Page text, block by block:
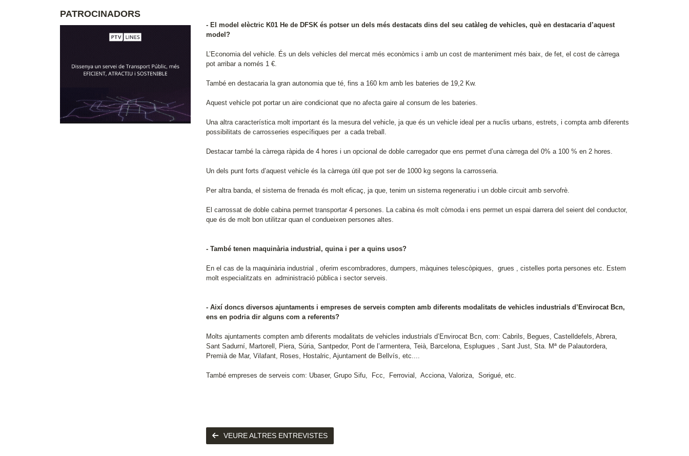
PATROCINADORS
- El model elèctric K01 He de DFSK és potser un dels més destacats dins del seu catàleg de vehicles, què en destacaria d’aquest
model?
L’Economia del vehicle. És un dels vehicles del mercat més econòmics i amb un cost de manteniment més baix, de fet, el cost de càrrega
pot arribar a només 1 €.
També en destacaria la gran autonomia que té, fins a 160 km amb les bateries de 19,2 Kw.
Aquest vehicle pot portar un aire condicionat que no afecta gaire al consum de les bateries.
Una altra característica molt important és la mesura del vehicle, ja que és un vehicle ideal per a nuclis urbans, estrets, i compta amb diferents
possibilitats de carrosseries específiques per a cada treball.
Destacar també la càrrega ràpida de 4 hores i un opcional de doble carregador que ens permet d’una càrrega del 0% a 100 % en 2 hores.
Un dels punt forts d’aquest vehicle és la càrrega útil que pot ser de 1000 kg segons la carrosseria.
Per altra banda, el sistema de frenada és molt eficaç, ja que, tenim un sistema regeneratiu i un doble circuit amb servofrè.
El carrossat de doble cabina permet transportar 4 persones. La cabina és molt còmoda i ens permet un espai darrera del seient del conductor,
que és de molt bon utilitzar quan el condueixen persones altes.
- També tenen maquinària industrial, quina i per a quins usos?
En el cas de la maquinària industrial , oferim escombradores, dumpers, màquines telescòpiques, grues , cistelles porta persones etc. Estem
molt especialitzats en administració pública i sector serveis.
- Així doncs diversos ajuntaments i empreses de serveis compten amb diferents modalitats de vehicles industrials d’Envirocat Bcn,
ens en podria dir alguns com a referents?
Molts ajuntaments compten amb diferents modalitats de vehicles industrials d’Envirocat Bcn, com: Cabrils, Begues, Castelldefels, Abrera,
Sant Sadurní, Martorell, Piera, Súria, Santpedor, Pont de l’armentera, Teià, Barcelona, Esplugues , Sant Just, Sta. Mª de Palautordera,
Premià de Mar, Vilafant, Roses, Hostalric, Ajuntament de Bellvís, etc....
També empreses de serveis com: Ubaser, Grupo Sifu, Fcc, Ferrovial, Acciona, Valoriza, Sorigué, etc.
VEURE ALTRES ENTREVISTES